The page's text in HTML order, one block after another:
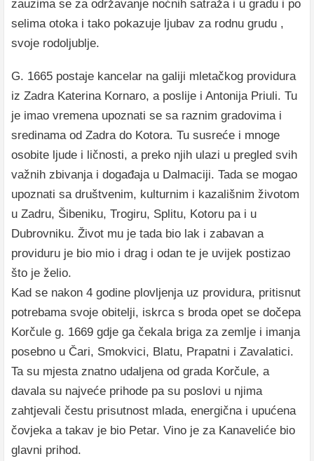
zauzima se za održavanje noćnih satraža i u gradu i po
selima otoka i tako pokazuje ljubav za rodnu grudu ,
svoje rodoljublje.
G. 1665 postaje kancelar na galiji mletačkog providura
iz Zadra Katerina Kornaro, a poslije i Antonija Priuli. Tu
je imao vremena upoznati se sa raznim gradovima i
sredinama od Zadra do Kotora. Tu susreće i mnoge
osobite ljude i ličnosti, a preko njih ulazi u pregled svih
važnih zbivanja i događaja u Dalmaciji. Tada se mogao
upoznati sa društvenim, kulturnim i kazališnim životom
u Zadru, Šibeniku, Trogiru, Splitu, Kotoru pa i u
Dubrovniku. Život mu je tada bio lak i zabavan a
providuru je bio mio i drag i odan te je uvijek postizao
što je želio.
Kad se nakon 4 godine plovljenja uz providura, pritisnut
potrebama svoje obitelji, iskrca s broda opet se dočepa
Korčule g. 1669 gdje ga čekala briga za zemlje i imanja
posebno u Čari, Smokvici, Blatu, Prapatni i Zavalatici.
Ta su mjesta znatno udaljena od grada Korčule, a
davala su najveće prihode pa su poslovi u njima
zahtjevali čestu prisutnost mlada, energična i upućena
čovjeka a takav je bio Petar. Vino je za Kanaveliće bio
glavni prihod.